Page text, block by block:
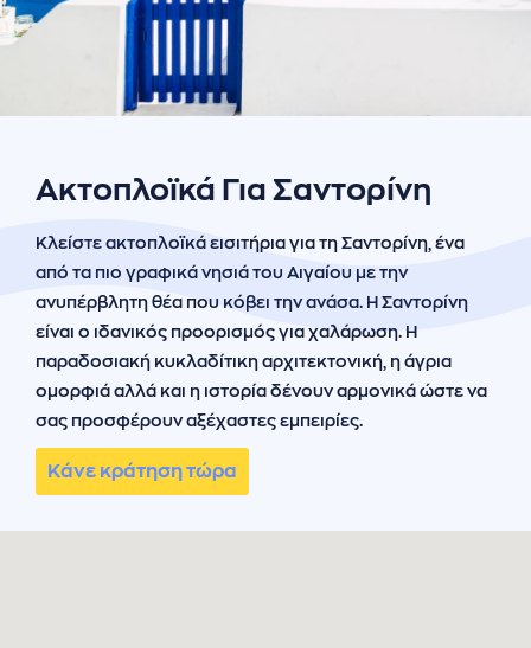
Cookies
Ακτοπλοϊκά Για Σαντορίνη
Κλείστε ακτοπλοϊκά εισιτήρια για τη Σαντορίνη, ένα
από τα πιο γραφικά νησιά του Αιγαίου με την
ανυπέρβλητη θέα που κόβει την ανάσα. Η Σαντορίνη
είναι ο ιδανικός προορισμός για χαλάρωση. Η
παραδοσιακή κυκλαδίτικη αρχιτεκτονική, η άγρια
ομορφιά αλλά και η ιστορία δένουν αρμονικά ώστε να
σας προσφέρουν αξέχαστες εμπειρίες.
Κάνε κράτηση τώρα